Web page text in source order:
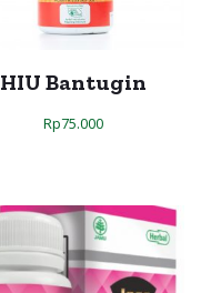
HIU Bantugin
Rp75.000